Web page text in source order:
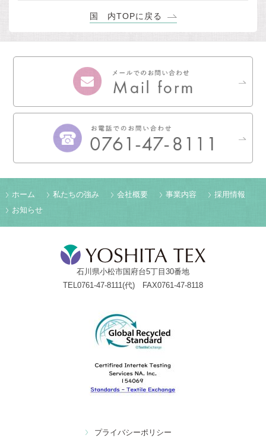
国 内TOPに戻る
ホーム 私たちの強み 会社概要 事業内容
採用情報
お知らせ
石川県小松市国府台5丁目30番地
TEL0761-47-8111(代) FAX0761-47-8118
プライバシーポリシー